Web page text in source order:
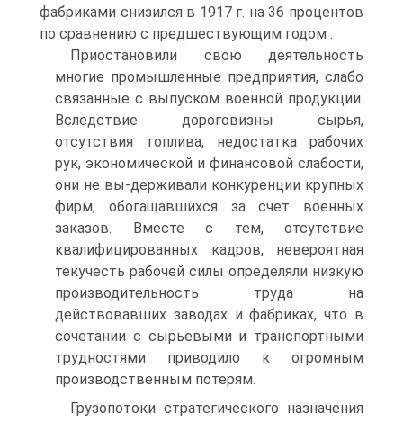
фабриками снизился в 1917 г. на 36 процентов
по сравнению с предшествующим годом .
Приостановили свою деятельность
многие промышленные предприятия, слабо
связанные с выпуском военной продукции.
Вследствие дороговизны сырья,
отсутствия топлива, недостатка рабочих
рук, экономической и финансовой слабости,
они не вы-держивали конкуренции крупных
фирм, обогащавшихся за счет военных
заказов. Вместе с тем, отсутствие
квалифицированных кадров, невероятная
текучесть рабочей силы определяли низкую
производительность труда на
действовавших заводах и фабриках, что в
сочетании с сырьевыми и транспортными
трудностями приводило к огромным
производственным потерям.
Грузопотоки стратегического назначения